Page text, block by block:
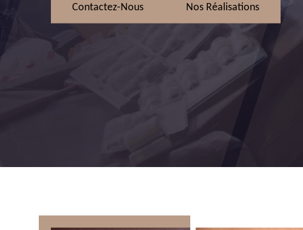
Contactez-Nous Nos Réalisations